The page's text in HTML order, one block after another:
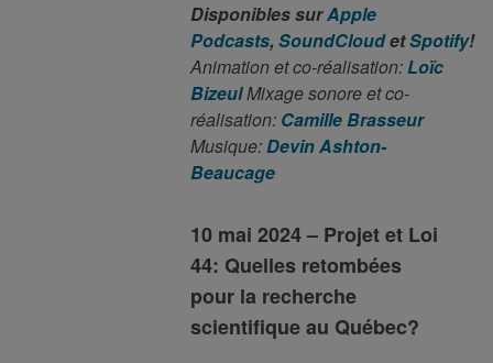
Disponibles surApple
Podcasts, SoundCloudetSpotify!
Animation et co-réalisation:Loïc
BizeulMixage sonore et co-
réalisation: Camille Brasseur
Musique:Devin Ashton-
Beaucage
10 mai 2024 – Projet et Loi
44: Quelles retombées
pour la recherche
scientifique au Québec?